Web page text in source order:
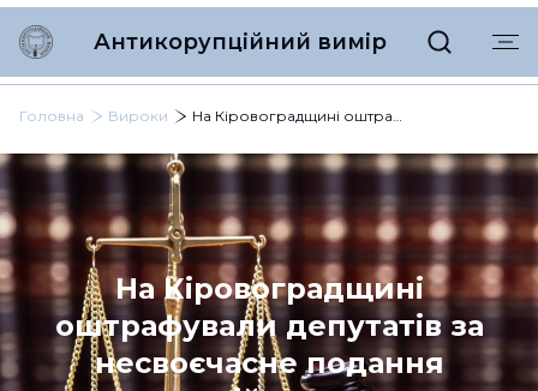
Антикорупційний вимір
Головна Вироки На Кіровоградщині оштрафували депутатів за несвоєчасне подання декларацій про доходи
На Кіровоградщині
оштрафували депутатів за
несвоєчасне подання